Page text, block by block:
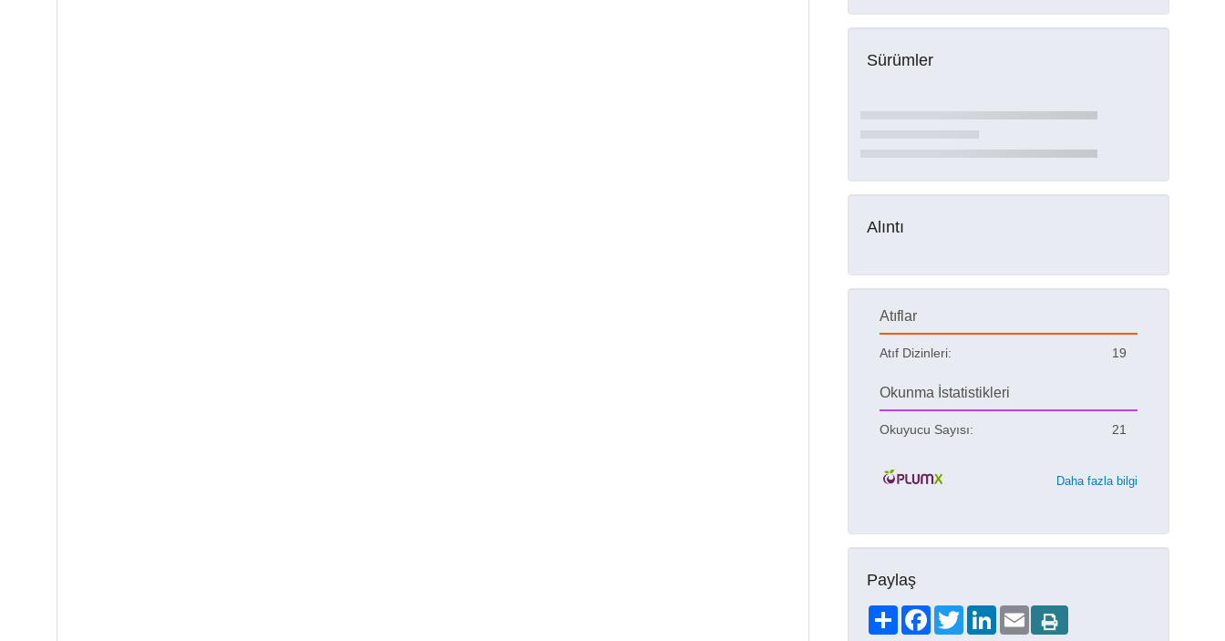
Sürümler
Alıntı
Atıflar
Atıf Dizinleri: 19
Okunma İstatistikleri
Okuyucu Sayısı: 21
Daha fazla bilgi
Paylaş
ShareFacebookTwitterLinkedIn
Email